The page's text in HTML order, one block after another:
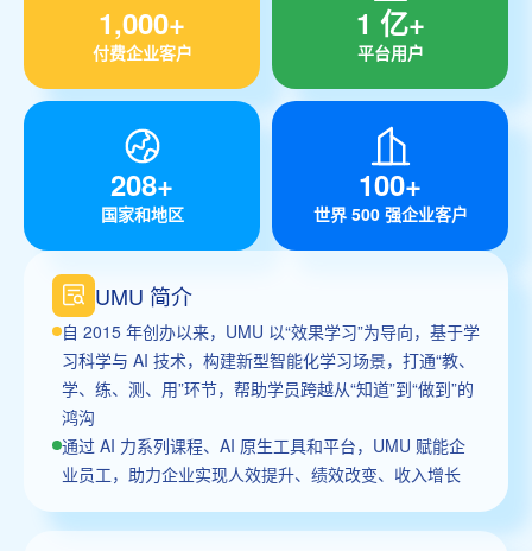
1,000+
付费企业客户
1 亿+
平台用户
208+
国家和地区
100+
世界 500 强企业客户
UMU 简介
自 2015 年创办以来，UMU 以“效果学习”为导向，基于学
习科学与 AI 技术，构建新型智能化学习场景，打通“教、
学、练、测、用”环节，帮助学员跨越从“知道”到“做到”的
鸿沟
通过 AI 力系列课程、AI 原生工具和平台，UMU 赋能企
业员工，助力企业实现人效提升、绩效改变、收入增长